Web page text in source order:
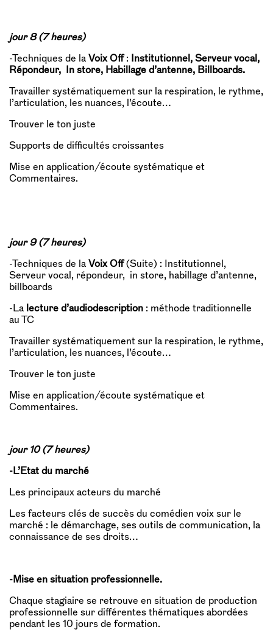
jour 8 (7 heures)
-Techniques de la Voix Off:
Institutionnel, Serveur vocal,
Répondeur, In store, Habillage d’antenne, Billboards.
Travailler systématiquement sur la respiration, le rythme,
l’articulation, les nuances, l’écoute…
Trouver le ton juste
Supports de difficultés croissantes
Mise en application/écoute systématique et
Commentaires.
jour 9 (7 heures)
-Techniques de la Voix Off(Suite) : Institutionnel,
Serveur vocal, répondeur, in store, habillage d’antenne,
billboards
-La lecture d’audiodescription : méthode traditionnelle
au TC
Travailler systématiquement sur la respiration, le rythme,
l’articulation, les nuances, l’écoute…
Trouver le ton juste
Mise en application/écoute systématique et
Commentaires.
jour 10 (7 heures)
-L’Etat du marché
Les principaux acteurs du marché
Les facteurs clés de succès du comédien voix sur le
marché : le démarchage, ses outils de communication, la
connaissance de ses droits…
-Mise en situation professionnelle.
Chaque stagiaire se retrouve en situation de production
professionnelle sur différentes thématiques abordées
pendant les 10 jours de formation.